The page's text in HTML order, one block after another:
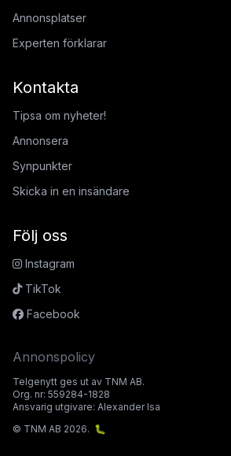
Annonsplatser
Experten förklarar
Kontakta
Tipsa om nyheter!
Annonsera
Synpunkter
Skicka in en insändare
Följ oss
Instagram
TikTok
Facebook
Annonspolicy
Telgenytt ges ut av TNM AB.
Org. nr: 559284-1828
Ansvarig utgivare: Alexander Isa
© TNM AB 2026. 🐛